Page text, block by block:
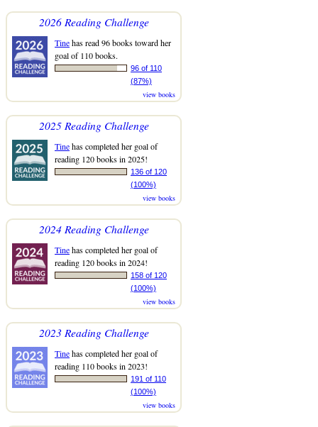
2026 Reading Challenge
Tinehas read 96 books toward her
goal of 110 books.
96 of 110
(87%)
view books
2025 Reading Challenge
Tinehas completed her goal of
reading 120 books in 2025!
136 of 120
(100%)
view books
2024 Reading Challenge
Tinehas completed her goal of
reading 120 books in 2024!
158 of 120
(100%)
view books
2023 Reading Challenge
Tinehas completed her goal of
reading 110 books in 2023!
191 of 110
(100%)
view books